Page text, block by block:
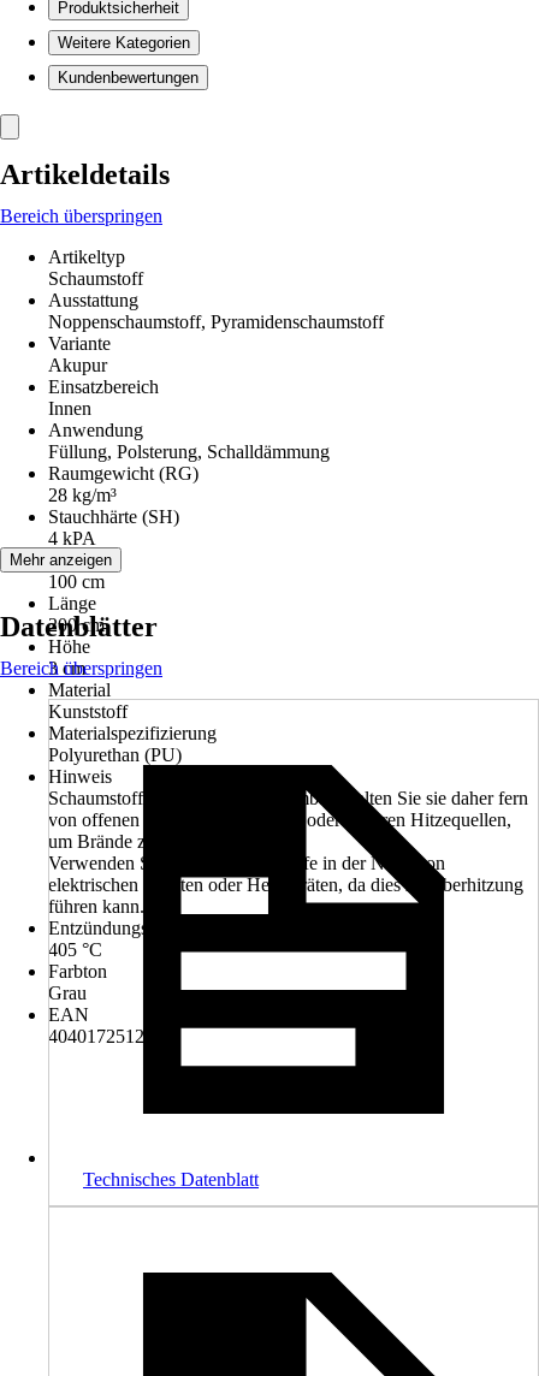
Produktsicherheit
Weitere Kategorien
Kundenbewertungen
Artikeldetails
Bereich überspringen
Artikeltyp
Schaumstoff
Ausstattung
Noppenschaumstoff, Pyramidenschaumstoff
Variante
Akupur
Einsatzbereich
Innen
Anwendung
Füllung, Polsterung, Schalldämmung
Raumgewicht (RG)
28 kg/m³
Stauchhärte (SH)
4 kPA
Breite
100 cm
Länge
200 cm
Höhe
3 cm
Material
Kunststoff
Materialspezifizierung
Polyurethan (PU)
Hinweis
Schaumstoffe sind leicht entflammbar. Halten Sie sie daher fern
von offenen Flammen, Zigaretten oder anderen Hitzequellen,
um Brände zu vermeiden.
Verwenden Sie keine Schaumstoffe in der Nähe von
elektrischen Geräten oder Heizgeräten, da dies zu Überhitzung
führen kann.
Entzündungstemperatur ca.
405 °C
Farbton
Grau
EAN
4040172512907
Mehr anzeigen
Datenblätter
Bereich überspringen
Technisches Datenblatt